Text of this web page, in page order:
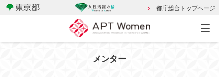
都庁総合トップページ
メンター